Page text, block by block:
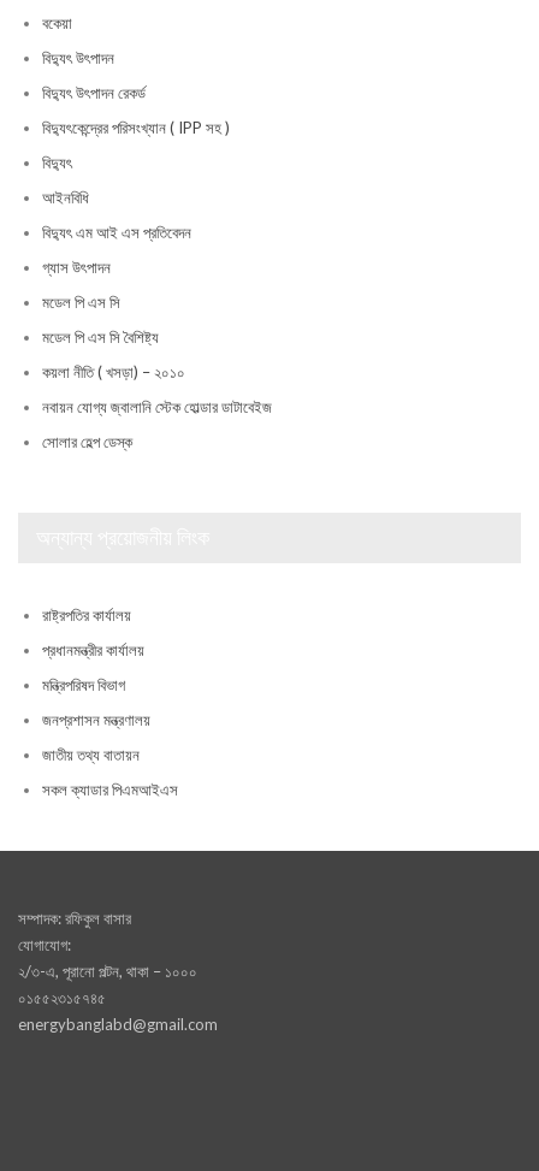
বকেয়া
বিদ্যুৎ উৎপাদন
বিদ্যুৎ উৎপাদন রেকর্ড
বিদ্যুৎকেন্দ্রের পরিসংখ্যান ( IPP সহ )
বিদ্যুৎ
আইনবিধি
বিদ্যুৎ এম আই এস প্রতিবেদন
গ্যাস উৎপাদন
মডেল পি এস সি
মডেল পি এস সি বৈশিষ্ট্য
কয়লা নীতি ( খসড়া) – ২০১০
নবায়ন যোগ্য জ্বালানি স্টেক হোল্ডার ডাটাবেইজ
সোলার হেল্প ডেস্ক
রাষ্ট্রপতির কার্যালয়
প্রধানমন্ত্রীর কার্যালয়
মন্ত্রিপরিষদ বিভাগ
জনপ্রশাসন মন্ত্রণালয়
জাতীয় তথ্য বাতায়ন
সকল ক্যাডার পিএমআইএস
সম্পাদক: রফিকুল বাসার
যোগাযোগ:
২/৩-এ, পূরানো পল্টন, থাকা – ১০০০
০১৫৫২৩১৫৭৪৫
energybanglabd@gmail.com